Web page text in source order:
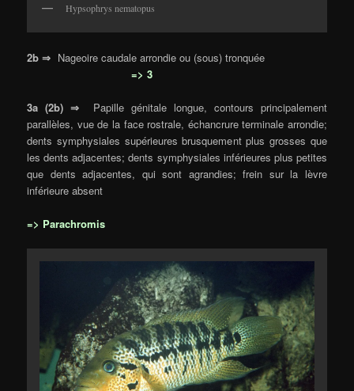
Hypsophrys nematopus
2b ⇒ Nageoire caudale arrondie ou (sous) tronquée
=> 3
3a (2b) ⇒ Papille génitale longue, contours principalement
parallèles, vue de la face rostrale, échancrure terminale arrondie;
dents symphysiales supérieures brusquement plus grosses que
les dents adjacentes; dents symphysiales inférieures plus petites
que dents adjacentes, qui sont agrandies; frein sur la lèvre
inférieure absent
=> Parachromis